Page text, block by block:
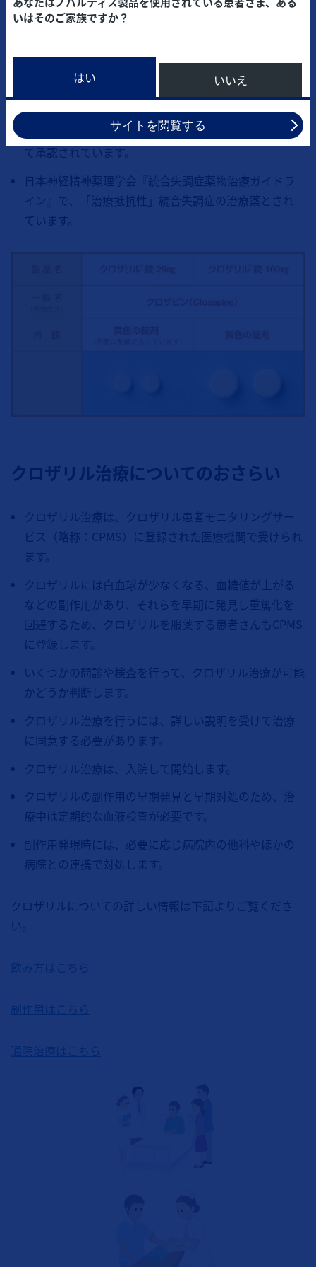
ん。
「治療抵抗性」統合失調症の治療に
は、クロザリルが使われています
多くの国で、「治療抵抗性」統合失調症の治療薬とし
て承認されています。
日本神経精神薬理学会『統合失調症薬物治療ガイドラ
イン』で、「治療抵抗性」統合失調症の治療薬とされ
ています。
クロザリル治療についてのおさらい
クロザリル治療は、クロザリル患者モニタリングサー
ビス（略称：CPMS）に登録された医療機関で受けられ
ます。
クロザリルには白血球が少なくなる、血糖値が上がる
などの副作用があり、それらを早期に発見し重篤化を
回避するため、クロザリルを服薬する患者さんもCPMS
に登録します。
いくつかの問診や検査を行って、クロザリル治療が可能
かどうか判断します。
クロザリル治療を行うには、詳しい説明を受けて治療
に同意する必要があります。
クロザリル治療は、入院して開始します。
クロザリルの副作用の早期発見と早期対処のため、治
療中は定期的な血液検査が必要です。
副作用発現時には、必要に応じ病院内の他科やほかの
病院との連携で対処します。
クロザリルについての詳しい情報は下記よりご覧くださ
い。
飲み方はこちら
副作用はこちら
通院治療はこちら
いはそのご家族ですか？
はい いいえ
サイトを閲覧する